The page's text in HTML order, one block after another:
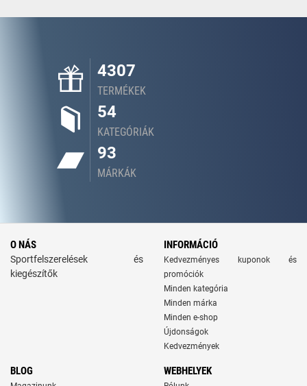
4307
TERMÉKEK
54
KATEGÓRIÁK
93
MÁRKÁK
O NÁS
Sportfelszerelések és
kiegészítők
INFORMÁCIÓ
Kedvezményes kuponok és
promóciók
Minden kategória
Minden márka
Minden e-shop
Újdonságok
Kedvezmények
BLOG WEBHELYEK